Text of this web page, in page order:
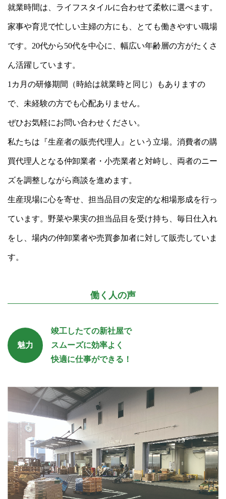
就業時間は、ライフスタイルに合わせて柔軟に選べます。
家事や育児で忙しい主婦の方にも、とても働きやすい職場
です。20代から50代を中心に、幅広い年齢層の方がたくさ
ん活躍しています。
1カ月の研修期間（時給は就業時と同じ）もありますの
で、未経験の方でも心配ありません。
ぜひお気軽にお問い合わせください。
私たちは『生産者の販売代理人』という立場。消費者の購
買代理人となる仲卸業者・小売業者と対峙し、両者のニー
ズを調整しながら商談を進めます。
生産現場に心を寄せ、担当品目の安定的な相場形成を行っ
ています。野菜や果実の担当品目を受け持ち、毎日 仕入れ
をし、場内の仲卸業者や売買参加者に対して販売していま
す。
働く人の声
魅力
竣工したての新社屋で
スムーズに効率よく
快適に仕事ができる！